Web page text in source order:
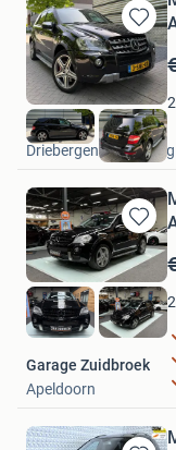
Bewaren
in
Mijn
Jeroen
Driebergen-Rijsenburg
Bewaren
in
Mijn
Garage Zuidbroek
Apeldoorn